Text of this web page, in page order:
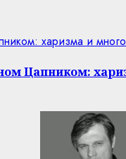
харизма и
Цапником: